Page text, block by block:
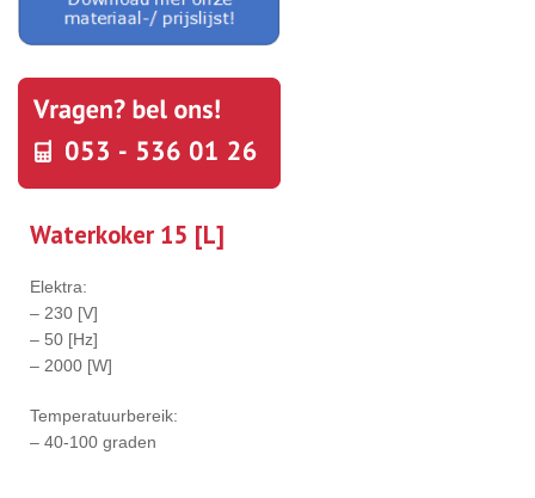
Waterkoker 15 [L]
Elektra:
– 230 [V]
– 50 [Hz]
– 2000 [W]
Temperatuurbereik:
– 40-100 graden